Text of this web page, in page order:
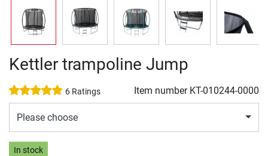
Kettler trampoline Jump
6 Ratings Item number KT-010244-0000
Please choose
In stock